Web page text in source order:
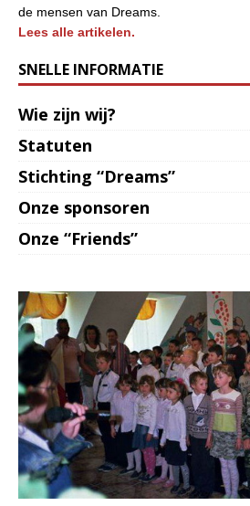
de mensen van Dreams.
Lees alle artikelen.
SNELLE INFORMATIE
Wie zijn wij?
Statuten
Stichting “Dreams”
Onze sponsoren
Onze “Friends”